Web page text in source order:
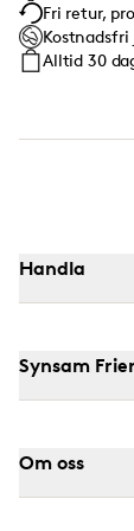
Fri retur,
Alltid 30
Handla
Synsam
Om oss